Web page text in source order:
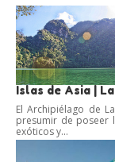
Islas de Asia |
El Archipiélago de
presumir de poseer
exóticos y...